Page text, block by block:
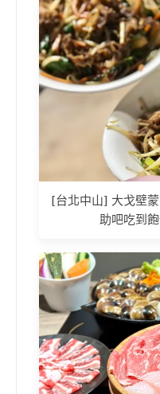
[台北中山] 大戈壁
助吧吃到